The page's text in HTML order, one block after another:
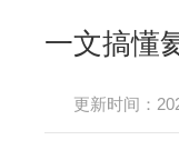
一文搞懂
更新时间：